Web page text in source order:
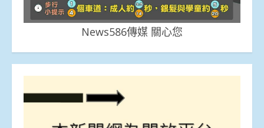
News586傳媒 關心您